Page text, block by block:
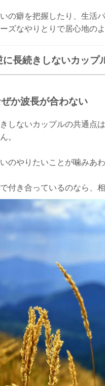
の癖を把握したり、生活
ズなやりとりで居心地の
に長続きしないカップ
か波長が合わない
しないカップルの共通点
。
のやりたいことが噛みあ
付き合っているのなら、